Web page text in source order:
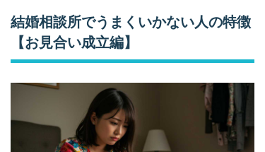
結婚相談所でうまくいかない人の特徴
【お見合い成立編】